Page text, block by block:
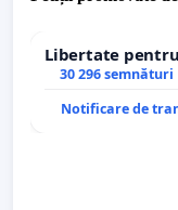
Libertate pentru
30 296 semnături
Notificare de